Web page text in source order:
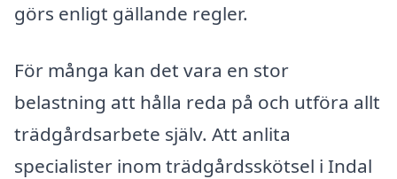
görs enligt gällande regler.
För många kan det vara en stor
belastning att hålla reda på och utföra allt
trädgårdsarbete själv. Att anlita
specialister inom trädgårdsskötsel i Indal